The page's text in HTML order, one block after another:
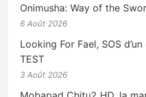
Onimusha: Way of the
6 Août 2026
Looking For Fael, SOS
TEST
3 Août 2026